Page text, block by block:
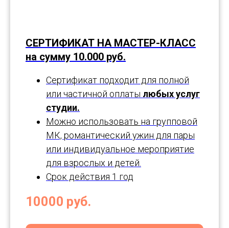
СЕРТИФИКАТ НА МАСТЕР-КЛАСС
на сумму 10.000 руб.
Сертификат подходит для полной
или частичной оплаты любых услуг
студии.
Можно использовать на групповой
МК, романтический ужин для пары
или индивидуальное мероприятие
для взрослых и детей.
Срок действия 1 год
10000 руб.